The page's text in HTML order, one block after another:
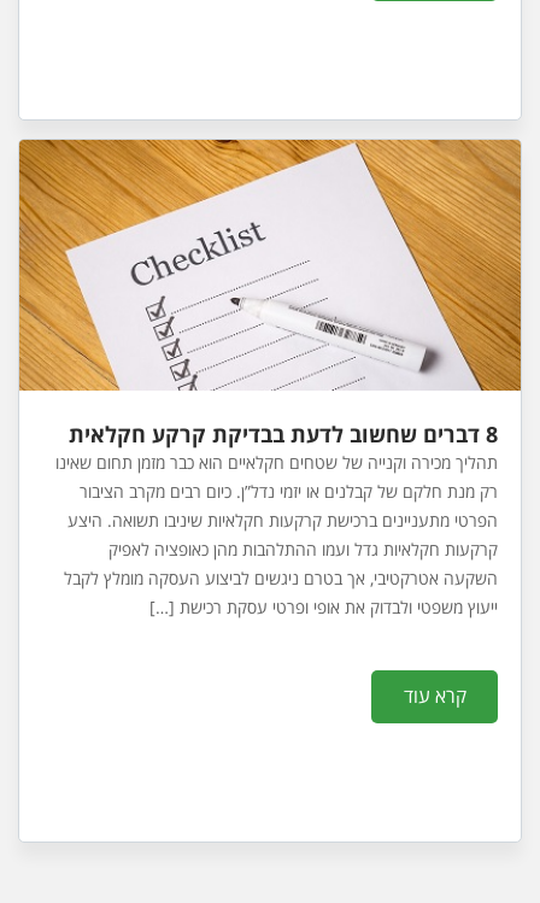
8 דברים שחשוב לדעת בבדיקת קרקע חקלאית
תהליך מכירה וקנייה של שטחים חקלאיים הוא כבר מזמן תחום שאינו
רק מנת חלקם של קבלנים או יזמי נדל”ן. כיום רבים מקרב הציבור
הפרטי מתעניינים ברכישת קרקעות חקלאיות שיניבו תשואה. היצע
קרקעות חקלאיות גדל ועמו ההתלהבות מהן כאופציה לאפיק
השקעה אטרקטיבי, אך בטרם ניגשים לביצוע העסקה מומלץ לקבל
ייעוץ משפטי ולבדוק את אופי ופרטי עסקת רכישת […]
קרא עוד